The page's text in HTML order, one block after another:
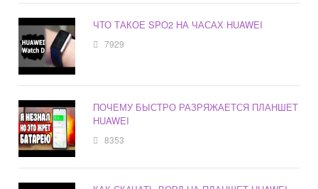
ЧТО ТАКОЕ SPO2 НА ЧАСАХ HUAWEI
7929
ПОЧЕМУ БЫСТРО РАЗРЯЖАЕТСЯ ПЛАНШЕТ
HUAWEI
8353